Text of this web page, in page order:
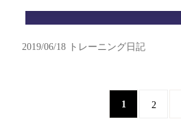
2019/06/18 トレーニング日記
1 2